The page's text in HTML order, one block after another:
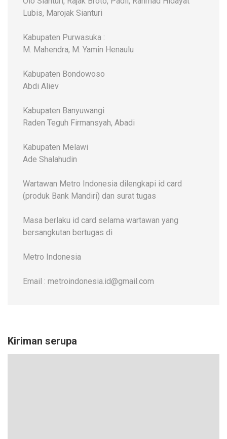
Lubis, Marojak Sianturi
Kabupaten Purwasuka :
M. Mahendra, M. Yamin Henaulu
Kabupaten Bondowoso
Abdi Aliev
Kabupaten Banyuwangi
Raden Teguh Firmansyah, Abadi
Kabupaten Melawi
Ade Shalahudin
Wartawan Metro Indonesia dilengkapi id card
(produk Bank Mandiri) dan surat tugas
Masa berlaku id card selama wartawan yang
bersangkutan bertugas di
Metro Indonesia
Email : metroindonesia.id@gmail.com
Kiriman serupa